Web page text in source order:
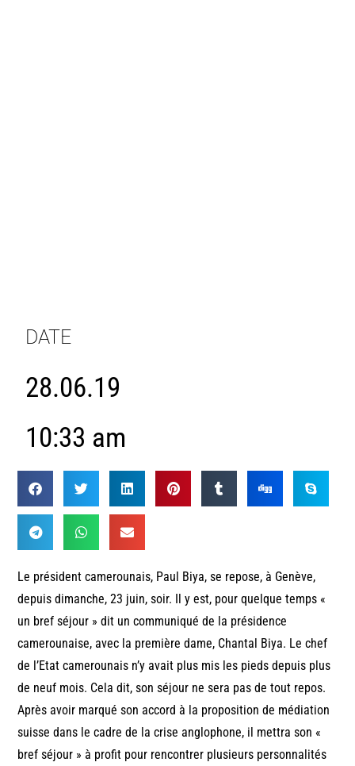
DATE
28.06.19
10:33 am
Le président camerounais, Paul Biya, se repose, à Genève,
depuis dimanche, 23 juin, soir. Il y est, pour quelque temps «
un bref séjour » dit un communiqué de la présidence
camerounaise, avec la première dame, Chantal Biya. Le chef
de l’Etat camerounais n’y avait plus mis les pieds depuis plus
de neuf mois. Cela dit, son séjour ne sera pas de tout repos.
Après avoir marqué son accord à la proposition de médiation
suisse dans le cadre de la crise anglophone, il mettra son «
bref séjour » à profit pour rencontrer plusieurs personnalités